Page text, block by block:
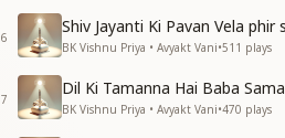
6
Shiv Jayanti Ki Pavan Vela phir
BK Vishnu Priya • Avyakt Vani•511 plays
7
Dil Ki Tamanna Hai Baba
BK Vishnu Priya • Avyakt Vani•470 plays